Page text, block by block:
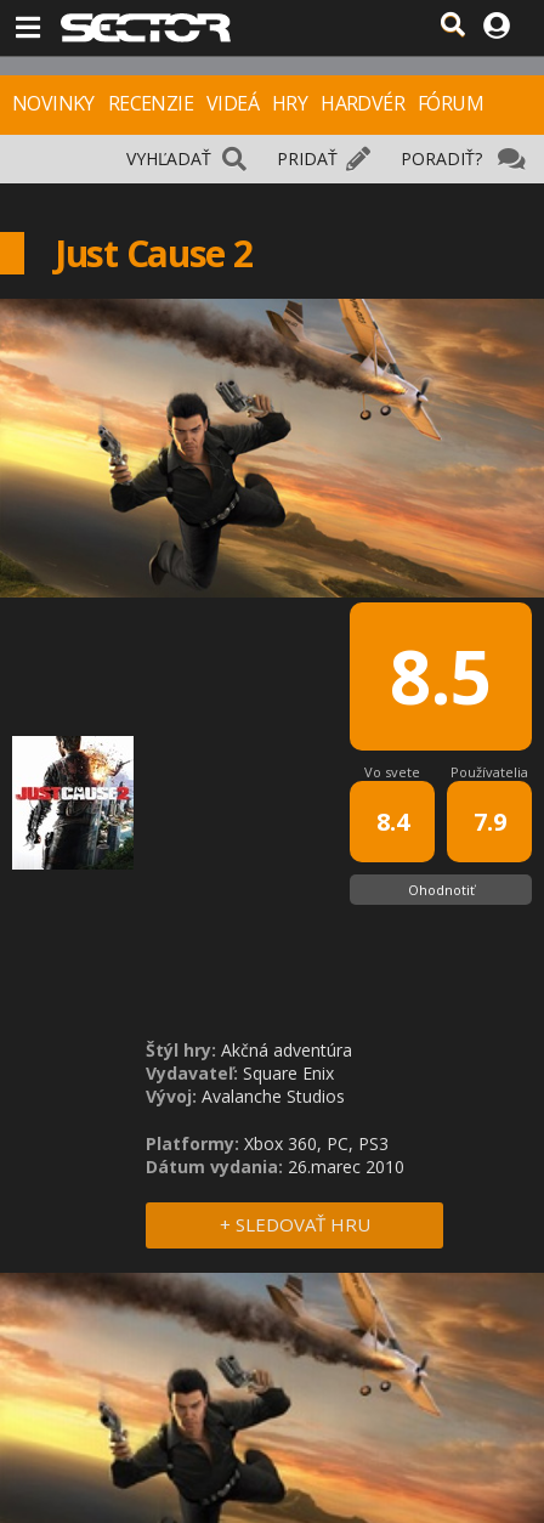
NOVINKY RECENZIE VIDEÁ HRY HARDVÉR FÓRUM
PORADIŤ?
PRIDAŤ
VYHĽADAŤ
Just Cause 2
8.5
Vo svete
8.4
Používatelia
7.9
Ohodnotiť
Štýl hry: Akčná adventúra
Vydavateľ: Square Enix
Vývoj: Avalanche Studios
Platformy: Xbox 360, PC, PS3
Dátum vydania: 26.marec 2010
+ SLEDOVAŤ HRU